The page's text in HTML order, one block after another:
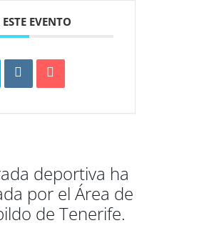
EVENTO
deportiva ha
por el Área de
de Tenerife.